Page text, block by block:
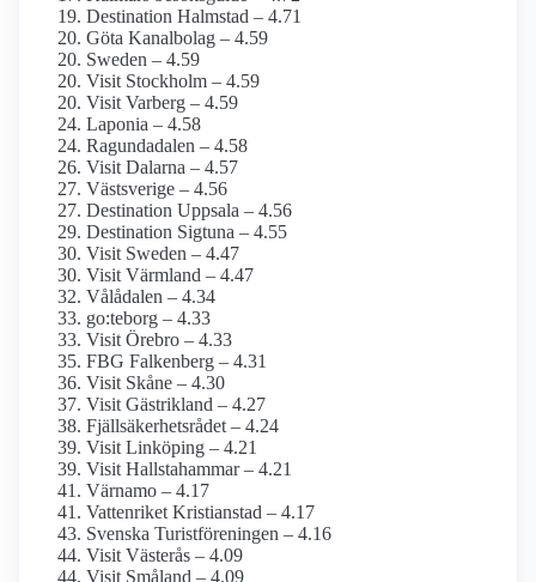
Destination Halmstad – 4.71
Göta Kanalbolag – 4.59
Sweden – 4.59
Visit Stockholm – 4.59
Visit Varberg – 4.59
Laponia – 4.58
Ragundadalen – 4.58
Visit Dalarna – 4.57
Västsverige – 4.56
Destination Uppsala – 4.56
Destination Sigtuna – 4.55
Visit Sweden – 4.47
Visit Värmland – 4.47
Vålådalen – 4.34
go:teborg – 4.33
Visit Örebro – 4.33
FBG Falkenberg – 4.31
Visit Skåne – 4.30
Visit Gästrikland – 4.27
Fjällsäkerhetsrådet – 4.24
Visit Linköping – 4.21
Visit Hallstahammar – 4.21
Värnamo – 4.17
Vattenriket Kristianstad – 4.17
Svenska Turistföreningen – 4.16
Visit Västerås – 4.09
Visit Småland – 4.09